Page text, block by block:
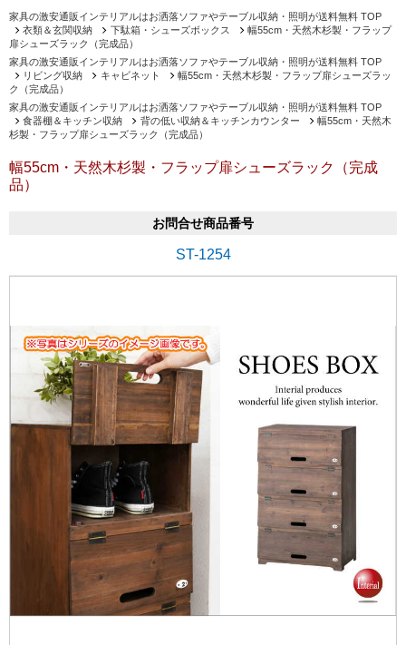
家具の激安通販インテリアルはお洒落ソファやテーブル収納・照明が送料無料 TOP
衣類＆玄関収納
下駄箱・シューズボックス
幅55cm・天然木杉製・フラップ
扉シューズラック（完成品）
家具の激安通販インテリアルはお洒落ソファやテーブル収納・照明が送料無料 TOP
リビング収納
キャビネット
幅55cm・天然木杉製・フラップ扉シューズラッ
ク（完成品）
家具の激安通販インテリアルはお洒落ソファやテーブル収納・照明が送料無料 TOP
食器棚＆キッチン収納
背の低い収納＆キッチンカウンター
幅55cm・天然木
杉製・フラップ扉シューズラック（完成品）
幅55cm・天然木杉製・フラップ扉シューズラック（完成
品）
お問合せ商品番号
ST-1254